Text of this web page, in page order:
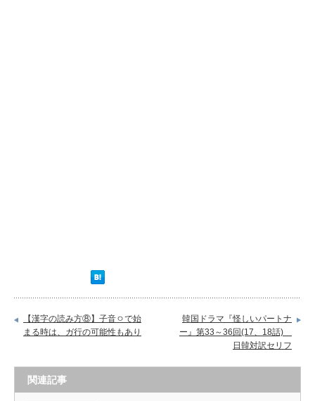
【漢字の読み方⑧】子音ㅇで始
まる時は、ガ行の可能性もあり
韓国ドラマ『怪しいパートナ
ー』第33～36回(17、18話)
日韓対訳セリフ
関連記事